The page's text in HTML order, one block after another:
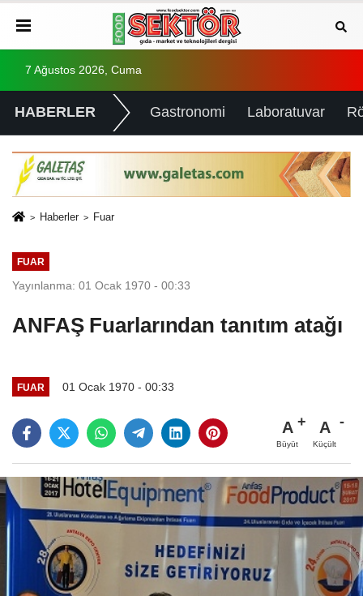
7 Ağustos 2026, Cuma
HABERLER Gastronomi Laboratuvar
Haberler Fuar
FUAR
Yayınlanma: 01 Ocak 1970 - 00:33
ANFAŞ Fuarlarından tanıtım atağı
FUAR 01 Ocak 1970 - 00:33
A
Büyüt
A
Küçült